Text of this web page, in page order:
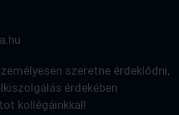
szeretne érdeklődni,
érdekében
kollégáinkkal!